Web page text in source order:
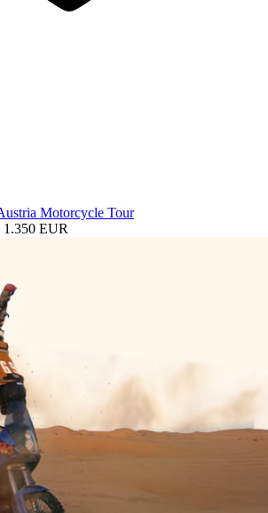
Motorcycle Tour
1.350 EUR